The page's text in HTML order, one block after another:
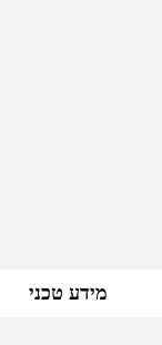
מידע טכני